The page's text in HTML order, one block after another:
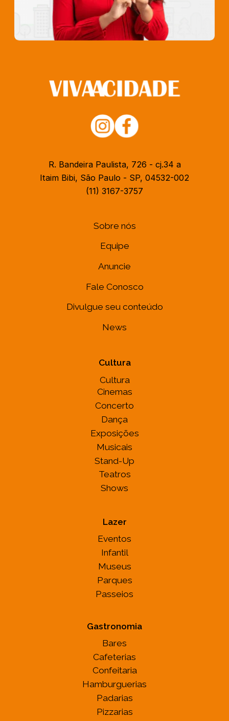
R. Bandeira Paulista, 726 - cj.34 a
Itaim Bibi, São Paulo - SP, 04532-002
(11) 3167-3757
Sobre nós
Equipe
Anuncie
Fale Conosco
Divulgue seu conteúdo
News
Cultura
Cultura
Cinemas
Concerto
Dança
Exposições
Musicais
Stand-Up
Teatros
Shows
Lazer
Eventos
Infantil
Museus
Parques
Passeios
Gastronomia
Bares
Cafeterias
Confeitaria
Hamburguerias
Padarias
Pizzarias